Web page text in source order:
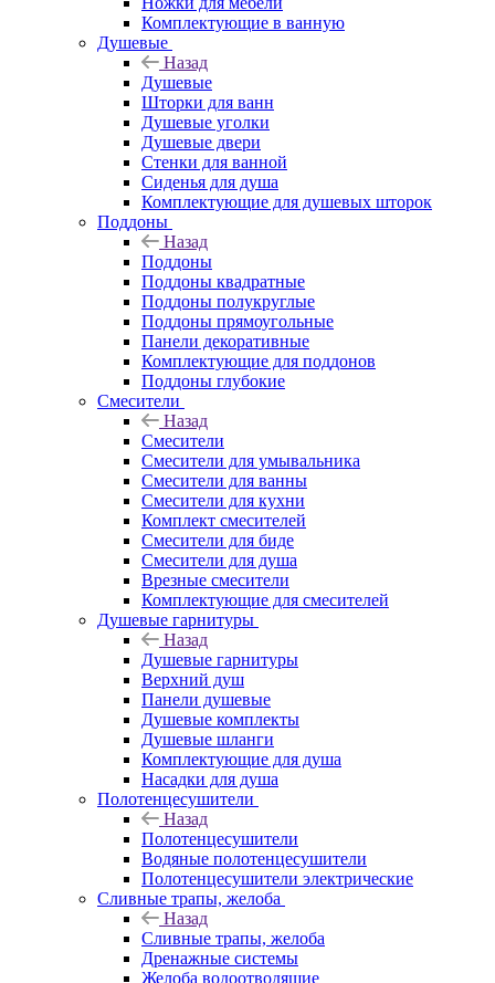
Комплектующие в ванную
Душевые
Назад
Душевые
Шторки для ванн
Душевые уголки
Душевые двери
Стенки для ванной
Сиденья для душа
Комплектующие для душевых шторок
Поддоны
Назад
Поддоны
Поддоны квадратные
Поддоны полукруглые
Поддоны прямоугольные
Панели декоративные
Комплектующие для поддонов
Поддоны глубокие
Смесители
Назад
Смесители
Смесители для умывальника
Смесители для ванны
Смесители для кухни
Комплект смесителей
Смесители для биде
Смесители для душа
Врезные смесители
Комплектующие для смесителей
Душевые гарнитуры
Назад
Душевые гарнитуры
Верхний душ
Панели душевые
Душевые комплекты
Душевые шланги
Комплектующие для душа
Насадки для душа
Полотенцесушители
Назад
Полотенцесушители
Водяные полотенцесушители
Полотенцесушители электрические
Сливные трапы, желоба
Назад
Сливные трапы, желоба
Дренажные системы
Желоба водоотводящие